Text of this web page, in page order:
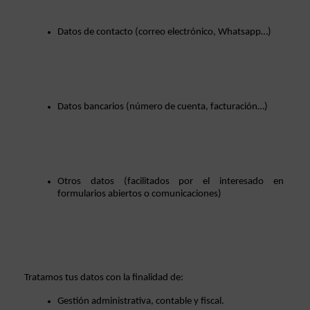
Datos de contacto (correo electrónico, Whatsapp…)
Datos bancarios (número de cuenta, facturación…)
Otros datos (facilitados por el interesado en
formularios abiertos o comunicaciones)
Tratamos tus datos con la finalidad de:
Gestión administrativa, contable y fiscal.